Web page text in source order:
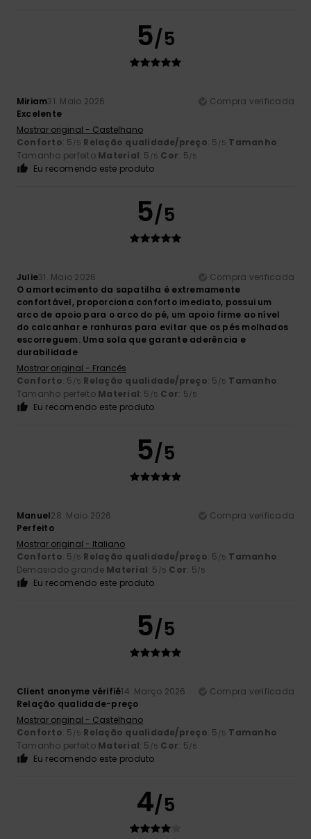
5/5
Miriam31. Maio 2026
Compra verificada
Excelente
Mostrar original - Castelhano
Conforto: 5 /5 Relação qualidade/preço: 5 /5 Tamanho:
Tamanho perfeito Material: 5 /5 Cor: 5/5
Eu recomendo este produto
5/5
Julie31. Maio 2026
Compra verificada
O amortecimento da sapatilha é extremamente
confortável, proporciona conforto imediato, possui um
arco de apoio para o arco do pé, um apoio firme ao nível
do calcanhar e ranhuras para evitar que os pés molhados
escorreguem. Uma sola que garante aderência e
durabilidade
Mostrar original - Francês
Conforto: 5 /5 Relação qualidade/preço: 5 /5 Tamanho:
Tamanho perfeito Material: 5 /5 Cor: 5/5
Eu recomendo este produto
5/5
Manuel28. Maio 2026
Compra verificada
Perfeito
Mostrar original - Italiano
Conforto: 5 /5 Relação qualidade/preço: 5 /5 Tamanho:
Demasiado grande Material: 5 /5 Cor: 5/5
Eu recomendo este produto
5/5
Client anonyme vérifié14. Março 2026
Compra verificada
Relação qualidade-preço
Mostrar original - Castelhano
Conforto: 5 /5 Relação qualidade/preço: 5 /5 Tamanho:
Tamanho perfeito Material: 5 /5 Cor: 5/5
Eu recomendo este produto
4/5